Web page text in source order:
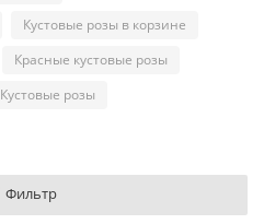
Кустовые розы в корзине
Красные кустовые розы
Кустовые розы
Фильтр